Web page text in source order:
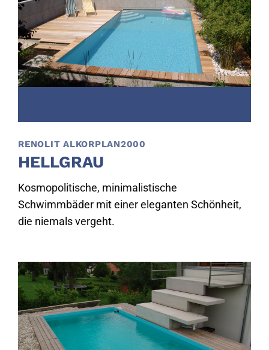
RENOLIT ALKORPLAN2000
HELLGRAU
Kosmopolitische, minimalistische
Schwimmbäder mit einer eleganten Schönheit,
die niemals vergeht.